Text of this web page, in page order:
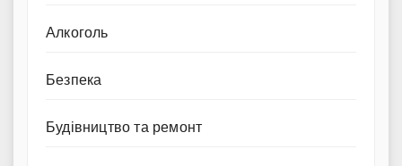
Алкоголь
Безпека
Будівництво та ремонт